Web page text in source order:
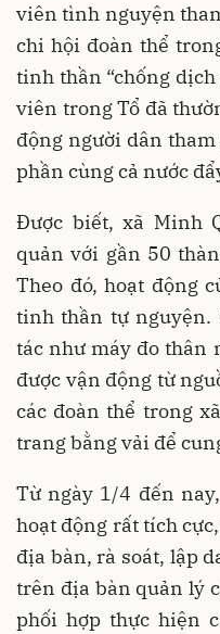
viên tình nguyện
chi hội đoàn thể
tinh thần “chống
viên trong Tổ đã
động người dân
phần cùng cả nước
Được biết, xã Minh
quản với gần 50
Theo đó, hoạt động
tinh thần tự nguyện.
tác như máy đo thân
được vận động từ
các đoàn thể trong
trang bằng vải để
Từ ngày 1/4 đến
hoạt động rất tích
địa bàn, rà soát, lập
trên địa bàn quản lý
phối hợp thực hiện